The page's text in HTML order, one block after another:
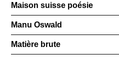
Maison suisse poésie
Manu Oswald
Matière brute